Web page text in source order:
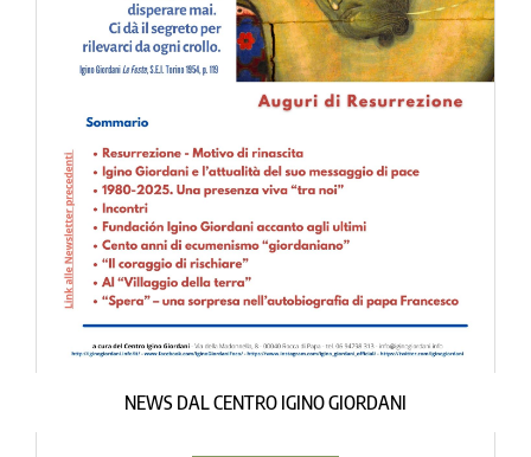
NEWS DAL CENTRO IGINO GIORDANI